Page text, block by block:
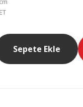
Sepete Ekle